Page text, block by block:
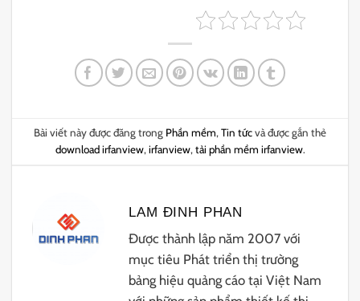
Bài viết này được đăng trong Phần mềm, Tin tứcvà được gắn thẻ
download irfanview, irfanview, tải phần mềm irfanview.
LAM ĐINH PHAN
Được thành lập năm 2007 với
mục tiêu Phát triển thị trường
bảng hiệu quảng cáo tại Việt Nam